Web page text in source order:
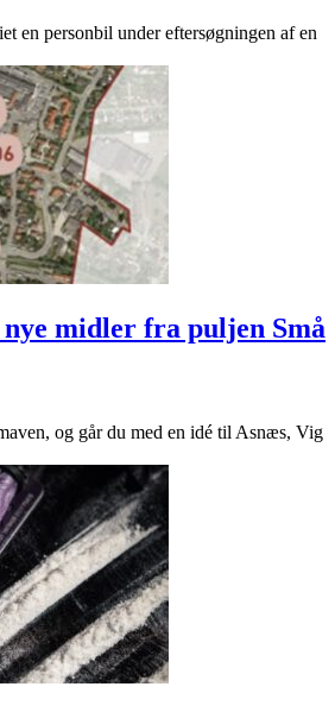
en personbil under eftersøgningen af en
nye midler fra puljen Små
og går du med en idé til Asnæs, Vig